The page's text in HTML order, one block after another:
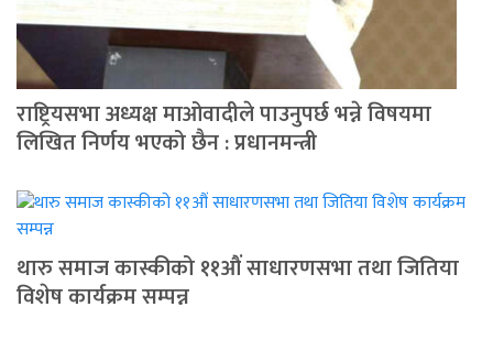
राष्ट्रियसभा अध्यक्ष माओवादीले पाउनुपर्छ भन्ने विषयमा
लिखित निर्णय भएको छैन : प्रधानमन्त्री
थारु समाज कास्कीको ११औं साधारणसभा तथा जितिया
विशेष कार्यक्रम सम्पन्न